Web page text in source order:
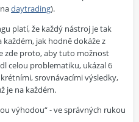
daytrading).
platí, že každý nástroj je tak
jak hodně dokáže z
zde proto, aby tuto možnost
celou problematiku, ukázal 6
srovnávacími výsledky,
je na každém.
výhodou“ - ve správných rukou